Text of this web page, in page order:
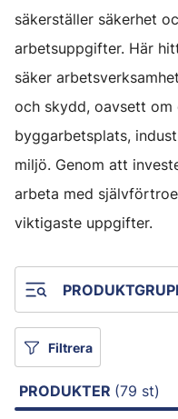
säkerställer säkerhet
arbetsuppgifter. Här
säker
och skydd, oavsett om
byggarbetsplats,
miljö. Genom att
arbeta med
viktigaste uppgifter.
Filtrera
PRODUKTER (79 st)